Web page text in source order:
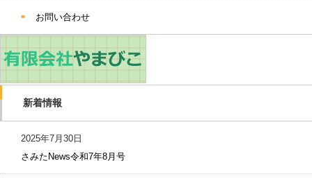
お問い合わせ
新着情報
2025年7月30日
さみたNews令和7年8月号